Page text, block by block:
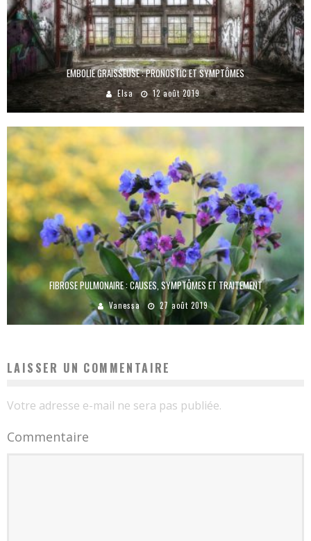
EMBOLIE GRAISSEUSE : PRONOSTIC ET SYMPTÔMES
Elsa 12 août 2019
FIBROSE PULMONAIRE : CAUSES, SYMPTÔMES ET TRAITEMENT
Vanessa 27 août 2019
LAISSER UN COMMENTAIRE
Votre adresse e-mail ne sera pas publiée.
Commentaire